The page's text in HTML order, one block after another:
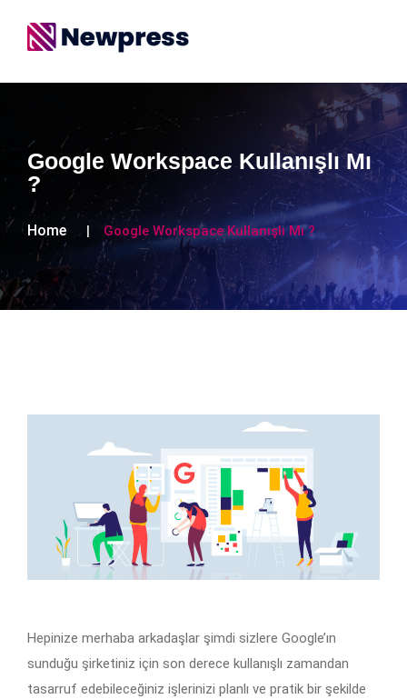
Google Workspace Kullanışlı Mı
?
Home Google Workspace Kullanışlı Mı ?
Hepinize merhaba arkadaşlar şimdi sizlere Google’ın
sunduğu şirketiniz için son derece kullanışlı zamandan
tasarruf edebileceğiniz işlerinizi planlı ve pratik bir şekilde